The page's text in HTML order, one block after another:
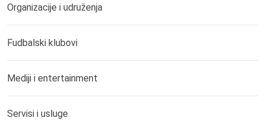
Organizacije i udruženja
Fudbalski klubovi
Mediji i entertainment
Servisi i usluge